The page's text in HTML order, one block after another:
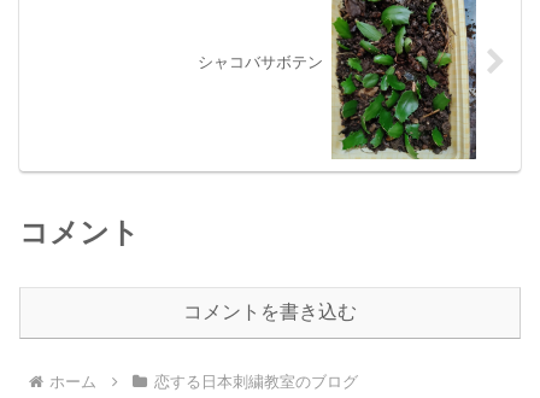
シャコバサボテン
コメント
コメントを書き込む
ホーム 恋する日本刺繍教室のブログ